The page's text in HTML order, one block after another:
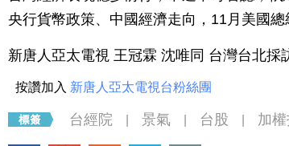
央行貨幣政策、中國經濟走向，11月美國總
新唐人亞太電視 王冠霖 沈唯同 台灣台北採
按讚加入 新唐人亞太電視台粉絲團
台經院 景氣 台股 加